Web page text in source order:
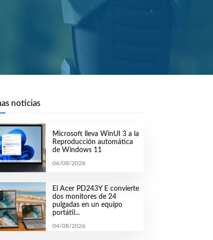
noticias
Microsoft lleva WinUI 3 a la
Reproducción automática
de Windows 11
06/08/2026
El Acer PD243Y E convierte
dos monitores de 24
pulgadas en un equipo
portátil...
04/08/2026